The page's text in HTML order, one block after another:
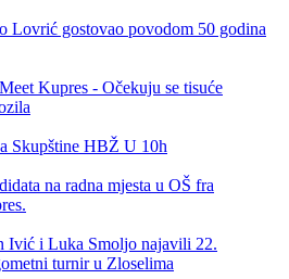
Lovrić gostovao povodom 50 godina
Kupres - Očekuju se tisuće
Skupštine HBŽ U 10h
na radna mjesta u OŠ fra
Ivić i Luka Smoljo najavili 22.
turnir u Zloselima